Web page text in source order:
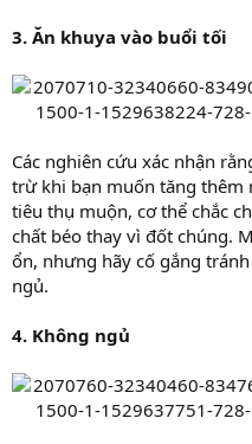
3. Ăn khuya vào buổi tối
Các nghiên cứu xác nhận
trừ khi bạn muốn tăng thêm
tiêu thụ muộn, cơ thể chắc
chất béo thay vì đốt chúng.
ổn, nhưng hãy cố gắng
ngủ.
4. Không ngủ